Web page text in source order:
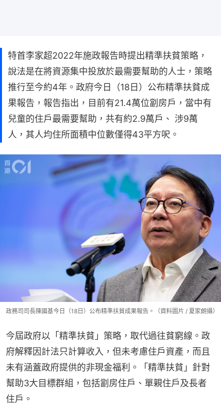
特首李家超2022年施政報告時提出精準扶貧策略，
說法是在將資源集中投放於最需要幫助的人士，策略
推行至今約4年。政府今日（18日）公布精準扶貧成
果報告，報告指出，目前有21.4萬位劏房戶，當中有
兒童的住戶最需要幫助，共有約2.9萬戶、 涉9萬
人，其人均住所面積中位數僅得43平方呎。
政務司司長陳國基今日（18日）公布精準扶貧成果報告。（資料圖片 / 夏家朗攝）
今屆政府以「精準扶貧」策略，取代過往貧窮線。政
府解釋因計法只計算收入，但未考慮住戶資產，而且
未有涵蓋政府提供的非現金福利。「精準扶貧」針對
幫助3大目標群組，包括劏房住戶、單親住戶及長者
住戶。